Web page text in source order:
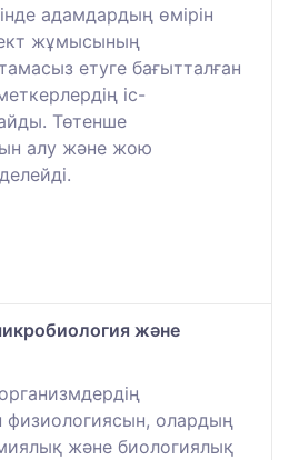
адамдардың өмірін
жұмысының
етуге бағытталған
іс-
Төтенше
алу және жою
және
олардың
және биологиялық